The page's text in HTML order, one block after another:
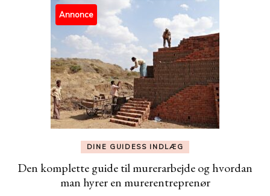
Annonce
DINE GUIDESS INDLÆG
Den komplette guide til murerarbejde og hvordan
man hyrer en murerentreprenør